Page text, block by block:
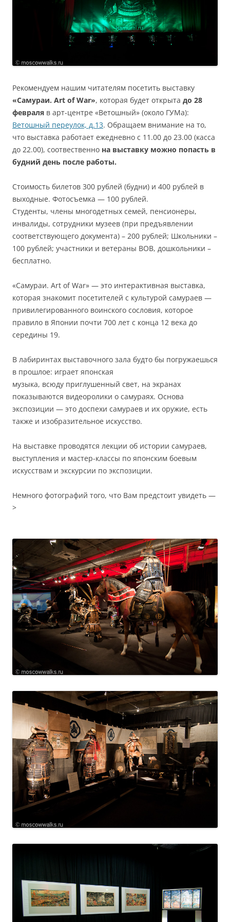
Рекомендуем нашим читателям посетить выставку
«Самураи. Art of War», которая будет открыта до 28
февраля в арт-центре «Ветошный» (около ГУМа):
Ветошный переулок, д.13. Обращаем внимание на то,
что выставка работает ежедневно с 11.00 до 23.00 (касса
до 22.00), соотвественно на выставку можно попасть в
будний день после работы.
Стоимость билетов 300 рублей (будни) и 400 рублей в
выходные. Фотосъемка — 100 рублей.
Студенты, члены многодетных семей, пенсионеры,
инвалиды, сотрудники музеев (при предъявлении
соответствующего документа) – 200 рублей; Школьники –
100 рублей; участники и ветераны ВОВ, дошкольники –
бесплатно.
«Самураи. Art of War» — это интерактивная выставка,
которая знакомит посетителей с культурой самураев —
привилегированного воинского сословия, которое
правило в Японии почти 700 лет с конца 12 века до
середины 19.
В лабиринтах выставочного зала будто бы погружаешься
в прошлое: играет японская
музыка, всюду приглушенный свет, на экранах
показываются видеоролики о самураях. Основа
экспозиции — это доспехи самураев и их оружие, есть
также и изобразительное искусство.
На выставке проводятся лекции об истории самураев,
выступления и мастер-классы по японским боевым
искусствам и экскурсии по экспозиции.
Немного фотографий того, что Вам предстоит увидеть —
>